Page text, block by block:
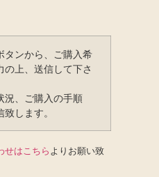
タンから、ご購入希
上、送信して下さ
況、ご購入の手順
致します。
せはこちらよりお願い致